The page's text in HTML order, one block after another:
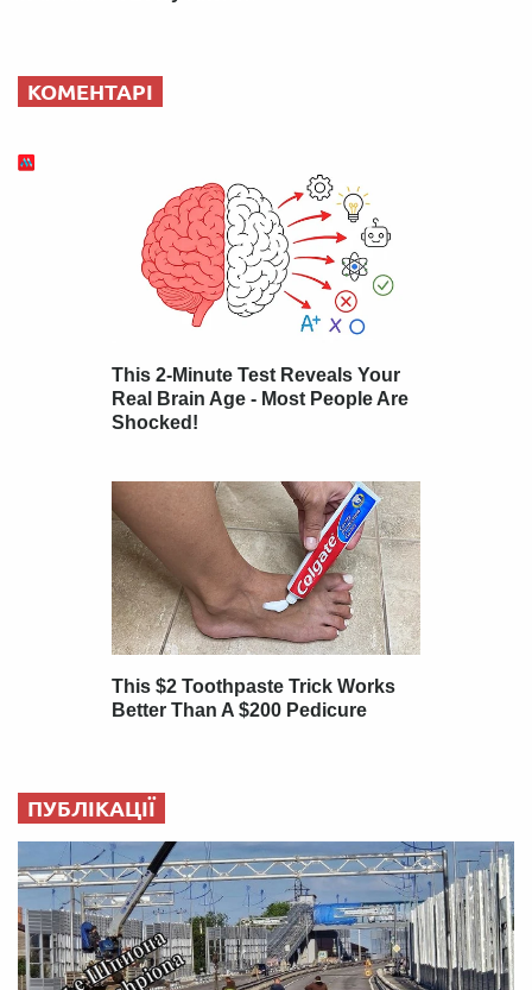
КОМЕНТАРІ
ПУБЛІКАЦІЇ